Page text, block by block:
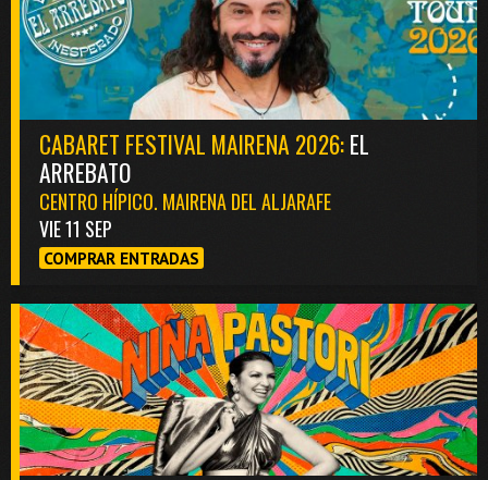
CABARET FESTIVAL MAIRENA 2026:EL
ARREBATO
CENTRO HÍPICO. MAIRENA DEL ALJARAFE
VIE 11 SEP
COMPRAR ENTRADAS